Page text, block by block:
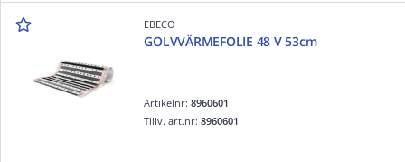
EBECO
GOLVVÄRMEFOLIE 48 V 53cm
Artikelnr:8960601
Tillv. art.nr:8960601